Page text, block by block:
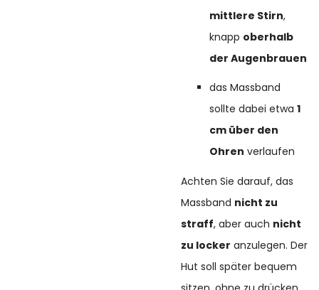
mittlere Stirn,
knapp oberhalb
der Augenbrauen
das Massband
sollte dabei etwa1
cm über den
Ohren verlaufen
Achten Sie darauf, das
Massband nicht zu
straff, aber auch nicht
zu locker anzulegen. Der
Hut soll später bequem